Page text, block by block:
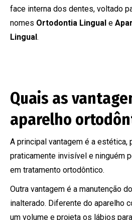
face interna dos dentes, voltado
nomes Ortodontia Lingual e
Lingual.
Quais as
aparelho
A principal vantagem é a estética,
praticamente invisível e ninguém
em tratamento ortodôntico.
Outra vantagem é a manutenção
inalterado. Diferente do aparelho
um volume e projeta os lábios